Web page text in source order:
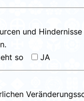
und
so JA